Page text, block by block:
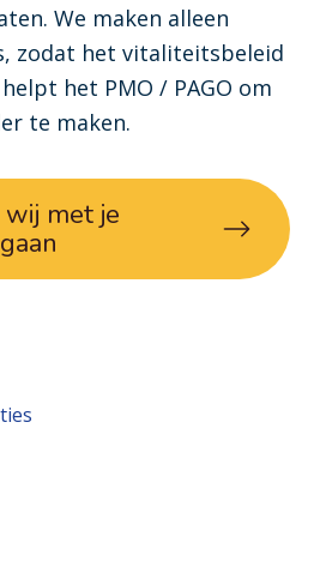
We maken alleen
zodat het vitaliteitsbeleid
het PMO / PAGO om
te maken.
wij met je